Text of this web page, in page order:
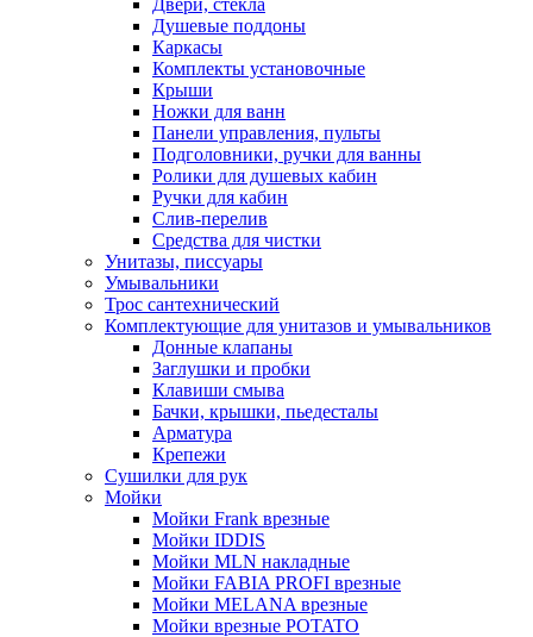
Душевые поддоны
Каркасы
Комплекты установочные
Крыши
Ножки для ванн
Панели управления, пульты
Подголовники, ручки для ванны
Ролики для душевых кабин
Ручки для кабин
Слив-перелив
Средства для чистки
Унитазы, писсуары
Умывальники
Трос сантехнический
Комплектующие для унитазов и умывальников
Донные клапаны
Заглушки и пробки
Клавиши смыва
Бачки, крышки, пьедесталы
Арматура
Крепежи
Сушилки для рук
Мойки
Мойки Frank врезные
Мойки IDDIS
Мойки MLN накладные
Мойки FABIA PROFI врезные
Мойки MELANA врезные
Мойки врезные POTATO